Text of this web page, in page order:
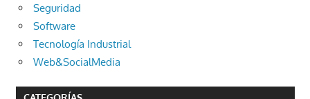
Seguridad
Software
Tecnología Industrial
Web&SocialMedia